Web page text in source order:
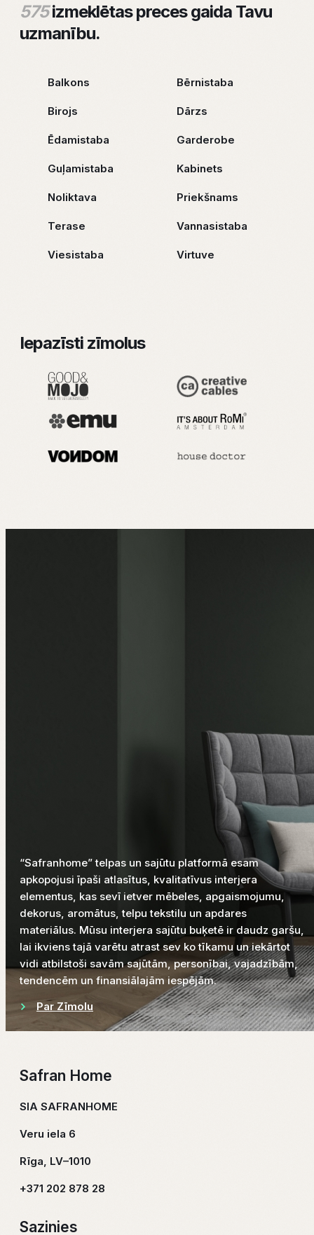
575izmeklētas preces gaida Tavu
uzmanību.
Balkons Bērnistaba
Birojs Dārzs
Ēdamistaba Garderobe
Guļamistaba Kabinets
Noliktava Priekšnams
Terase Vannasistaba
Viesistaba Virtuve
Iepazīsti zīmolus
“Safranhome” telpas un sajūtu platformā esam
apkopojusi īpaši atlasītus, kvalitatīvus interjera
elementus, kas sevī ietver mēbeles, apgaismojumu,
dekorus, aromātus, telpu tekstilu un apdares
materiālus. Mūsu interjera sajūtu buķetē ir daudz garšu,
lai ikviens tajā varētu atrast sev ko tīkamu un iekārtot
vidi atbilstoši savām sajūtām, personībai, vajadzībām,
tendencēm un finansiālajām iespējām.
Par Zīmolu
Safran Home
SIA SAFRANHOME
Veru iela 6
Rīga, LV–1010
+371 202 878 28
Sazinies